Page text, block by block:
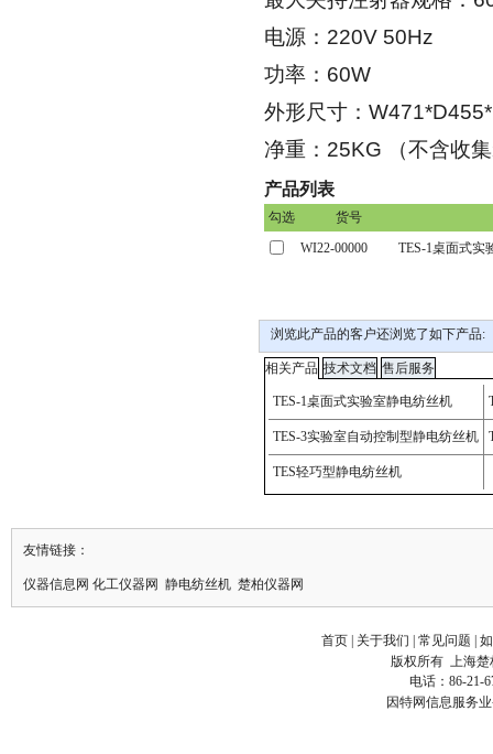
电源： 220V 50Hz
功率： 60W
外形尺寸：
净重： 25KG （不含收
产品列表
浏览此产品的客户还浏览了如下产品:
友情链接：
仪器信息网 化工仪器网 静电纺丝机 楚柏仪器网
首页 | 关于我们 | 常见问题 |
版权所有
上海
电话：86-21-
因特网信息服务